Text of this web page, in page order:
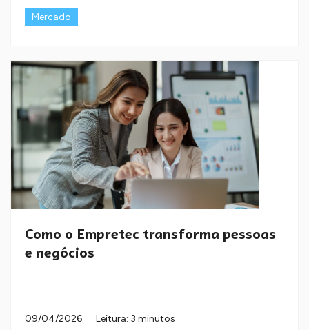
Mercado
Como o Empretec transforma pessoas
e negócios
09/04/2026
Leitura: 3 minutos